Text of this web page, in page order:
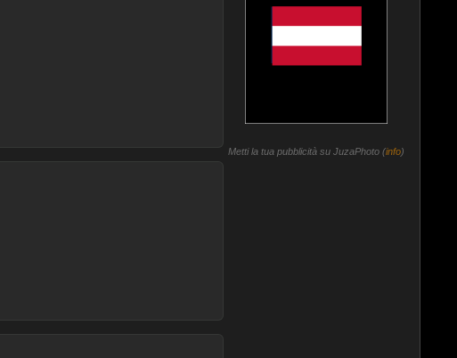
Metti la tua pubblicità su JuzaPhoto (info)